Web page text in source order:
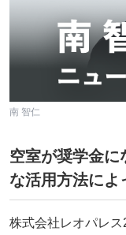
南 智仁
空室が奨学金に
な活用方法によ
株式会社レオパレ